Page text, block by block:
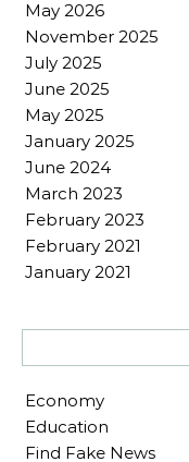
May 2026
November 2025
July 2025
June 2025
May 2025
January 2025
June 2024
March 2023
February 2023
February 2021
January 2021
Economy
Education
Find Fake News